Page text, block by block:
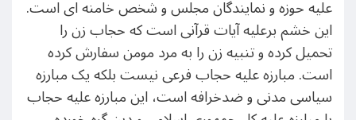
علیه حوزه و نمایندگان مجلس و شخص خامنه ای است.
این خشم برعلیه آیات قرآنی است که حجاب زن را
تحمیل کرده و تنبیه زن را به مرد مومن سفارش کرده
است. مبارزه علیه حجاب فرعی نیست بلکه یک مبارزه
سیاسی مدنی و ضدخرافه است، این مبارزه علیه حجاب